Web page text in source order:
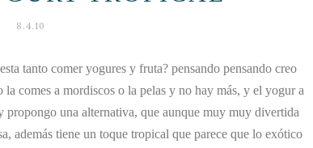
8.4.10
tanto comer yogures y fruta? pensando pensando creo
comes a mordiscos o la pelas y no hay más, y el yogur a
propongo una alternativa, que aunque muy muy divertida
además tiene un toque tropical que parece que lo exótico